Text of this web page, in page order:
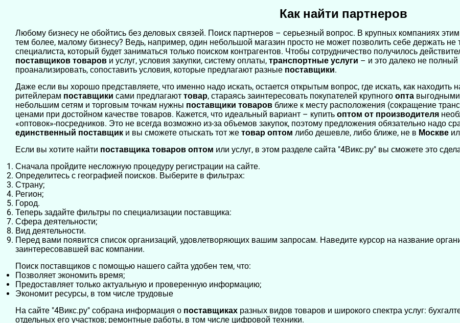
Как найти партнеров
Любому бизнесу не обойтись без деловых связей. Поиск партнеров – серьезный вопрос. В крупных компаниях
тем более, малому бизнесу? Ведь, например, один небольшой магазин просто не может позволить себе держать не
специалиста, который будет заниматься только поиском контрагентов. Чтобы сотрудничество получилось
поставщиков товаров и услуг, условия закупки, систему оплаты, транспортные услуги – и это далеко не
проанализировать, сопоставить условия, которые предлагают разные поставщики.
Даже если вы хорошо представляете, что именно надо искать, остается открытым вопрос, где искать, как
ритейлерам поставщики сами предлагают товар, стараясь заинтересовать покупателей крупного опта
небольшим сетям и торговым точкам нужны поставщики товаров ближе к месту расположения (сокращение
ценами при достойном качестве товаров. Кажется, что идеальный вариант – купить оптом от производителя
«оптовок»-посредников. Это не всегда возможно из-за объемов закупок, поэтому предложения обязательно надо
единственный поставщик и вы сможете отыскать тот же товар оптом либо дешевле, либо ближе, не в Москве
Если вы хотите найти поставщика товаров оптом или услуг, в этом разделе сайта "4Викс.ру" вы сможете это
Сначала пройдите несложную процедуру регистрации на сайте.
Определитесь с географией поисков. Выберите в фильтрах:
Страну;
Регион;
Город.
Теперь задайте фильтры по специализации поставщика:
Сфера деятельности;
Вид деятельности.
Перед вами появится список организаций, удовлетворяющих вашим запросам. Наведите курсор на название
заинтересовавшей вас компании.
Поиск поставщиков с помощью нашего сайта удобен тем, что:
Позволяет экономить время;
Предоставляет только актуальную и проверенную информацию;
Экономит ресурсы, в том числе трудовые
На сайте "4Викс.ру" собрана информация о поставщиках разных видов товаров и широкого спектра услуг:
отдельных его участков; ремонтные работы, в том числе цифровой техники.